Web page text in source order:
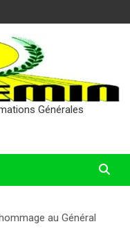
Générales
au Général